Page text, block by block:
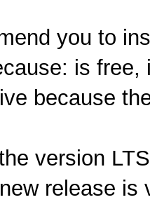
you to
is
because
version
release